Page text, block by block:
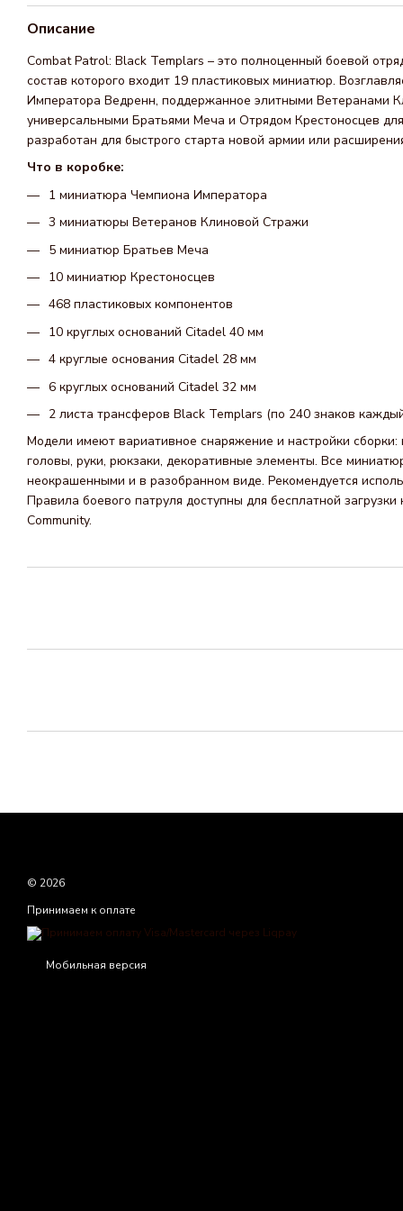
Описание
Combat Patrol: Black Templars – это полноценный боевой
состав которого входит 19 пластиковых миниатюр.
Императора Ведренн, поддержанное элитными Ветеранами
универсальными Братьями Меча и Отрядом Крестоносцев
разработан для быстрого старта новой армии или
Что в коробке:
1 миниатюра Чемпиона Императора
3 миниатюры Ветеранов Клиновой Стражи
5 миниатюр Братьев Меча
10 миниатюр Крестоносцев
468 пластиковых компонентов
10 круглых оснований Citadel 40 мм
4 круглые основания Citadel 28 мм
6 круглых оснований Citadel 32 мм
2 листа трансферов Black Templars (по 240 знаков
Модели имеют вариативное снаряжение и настройки
головы, руки, рюкзаки, декоративные элементы. Все
неокрашенными и в разобранном виде. Рекомендуется
Правила боевого патруля доступны для бесплатной
Community.
© 2026
Принимаем к оплате
Мобильная версия